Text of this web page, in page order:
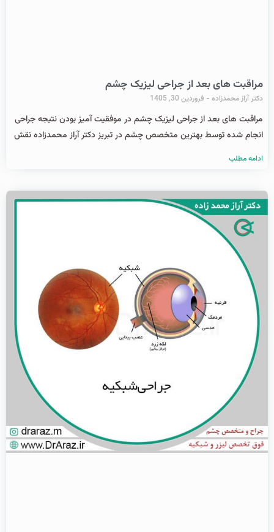
مراقبت های بعد از جراحی لیزیک چشم
دکتر آراز محمدزاده فروردین 30, 1405
مراقبت های بعد از جراحی لیزیک چشم در موفقیت آمیز بودن نتیجه جراحی
انجام شده توسط بهترین متخصص چشم در تبریز دکتر آراز محمدزاده نقش
ادامه مطلب